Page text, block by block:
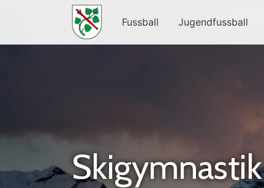
Fussball Jugendfussball
Skigymnastik